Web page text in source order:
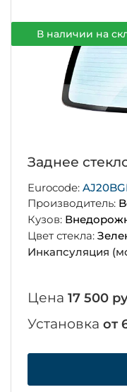
В наличии на
Заднее
Eurocode:
Производитель:
Кузов:
Цвет стекла:
Инкапсуляция
Цена 17 500
Установка от